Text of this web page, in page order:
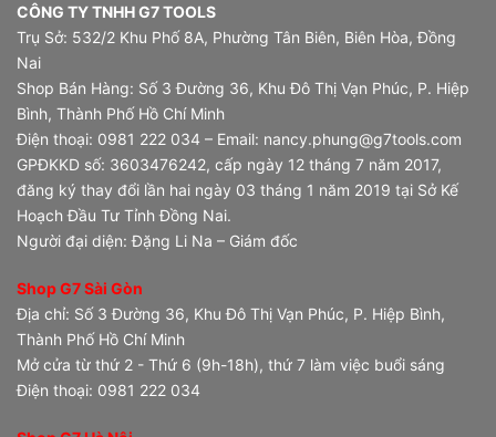
CÔNG TY TNHH G7 TOOLS
Trụ Sở: 532/2 Khu Phố 8A, Phường Tân Biên, Biên Hòa, Đồng
Nai
Shop Bán Hàng: Số 3 Đường 36, Khu Đô Thị Vạn Phúc, P. Hiệp
Bình, Thành Phố Hồ Chí Minh
Điện thoại: 0981 222 034 – Email: nancy.phung@g7tools.com
GPĐKKD số: 3603476242, cấp ngày 12 tháng 7 năm 2017,
đăng ký thay đổi lần hai ngày 03 tháng 1 năm 2019 tại Sở Kế
Hoạch Đầu Tư Tỉnh Đồng Nai.
Người đại diện: Đặng Li Na – Giám đốc
Shop G7 Sài Gòn
Địa chỉ: Số 3 Đường 36, Khu Đô Thị Vạn Phúc, P. Hiệp Bình,
Thành Phố Hồ Chí Minh
Mở cửa từ thứ 2 - Thứ 6 (9h-18h), thứ 7 làm việc buổi sáng
Điện thoại: 0981 222 034